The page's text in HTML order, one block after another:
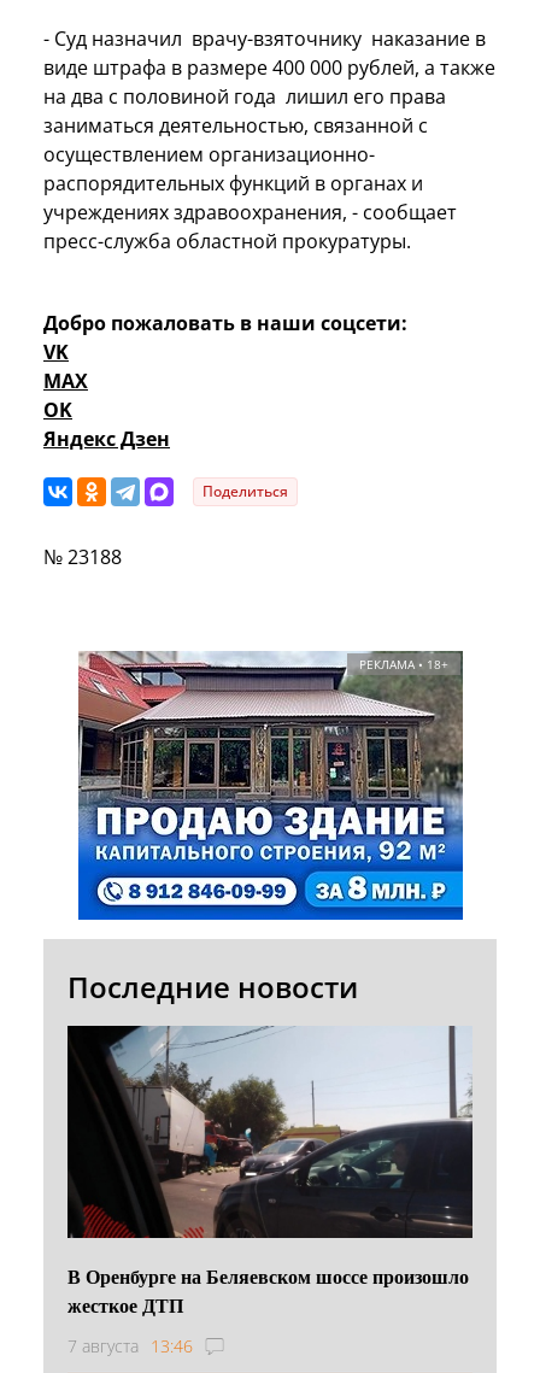
- Суд назначил врачу-взяточнику наказание в
виде штрафа в размере 400 000 рублей, а также
на два с половиной года лишил его права
заниматься деятельностью, связанной с
осуществлением организационно-
распорядительных функций в органах и
учреждениях здравоохранения, - сообщает
пресс-служба областной прокуратуры.
Добро пожаловать в наши соцсети:
VK
MAX
OK
Яндекс Дзен
Поделиться
№ 23188
РЕКЛАМА • 18+
Последние новости
В Оренбурге на Беляевском шоссе произошло
жесткое ДТП
7 августа 13:46